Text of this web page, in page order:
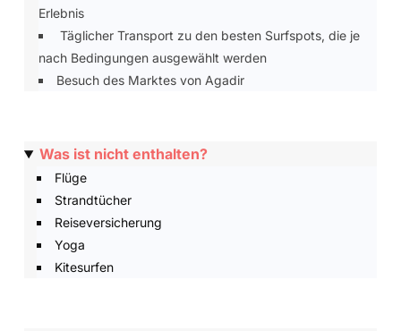
Erlebnis
Täglicher Transport zu den besten Surfspots, die je
nach Bedingungen ausgewählt werden
Besuch des Marktes von Agadir
Was ist nicht enthalten?
Flüge
Strandtücher
Reiseversicherung
Yoga
Kitesurfen